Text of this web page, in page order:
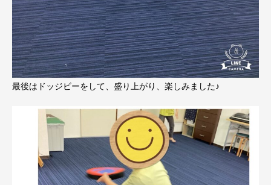
最後はドッジビーをして、盛り上がり、楽しみました♪